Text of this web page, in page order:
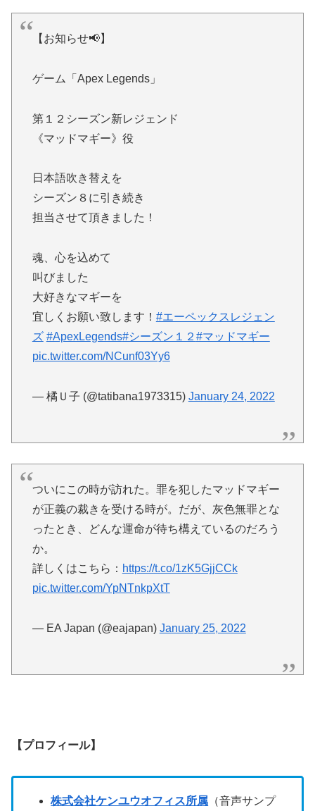
【お知らせ📢】
ゲーム「Apex Legends」
第１２シーズン新レジェンド
《マッドマギー》役
日本語吹き替えを
シーズン８に引き続き
担当させて頂きました！
魂、心を込めて
叫びました
大好きなマギーを
宜しくお願い致します！ #エーペックスレジェン
ズ #ApexLegends#シーズン１２ #マッドマギー
pic.twitter.com/NCunf03Yy6
— 橘Ｕ子 (@tatibana1973315) January 24, 2022
ついにこの時が訪れた。罪を犯したマッドマギー
が正義の裁きを受ける時が。だが、灰色無罪とな
ったとき、どんな運命が待ち構えているのだろう
か。
詳しくはこちら： https://t.co/1zK5GjjCCk
pic.twitter.com/YpNTnkpXtT
— EA Japan (@eajapan) January 25, 2022
【プロフィール】
株式会社ケンユウオフィス所属 （音声サンプ